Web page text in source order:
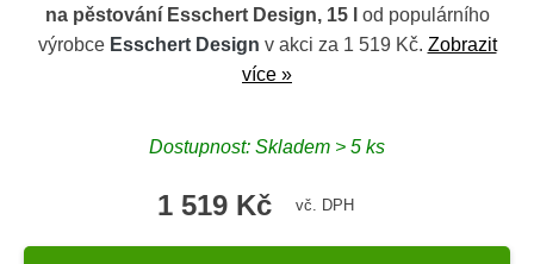
na pěstování Esschert Design, 15 l
od populárního
výrobce Esschert Design v akci za 1 519 Kč. Zobrazit
více »
Dostupnost: Skladem > 5 ks
1 519 Kč vč. DPH